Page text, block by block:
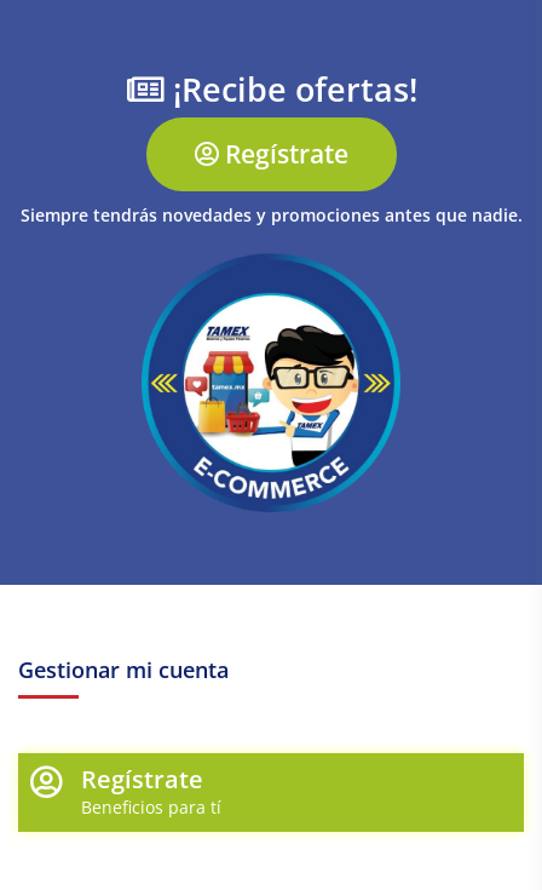
¡Recibe ofertas!
Regístrate
Siempre tendrás novedades y promociones antes que nadie.
Gestionar mi cuenta
Regístrate
Beneficios para tí